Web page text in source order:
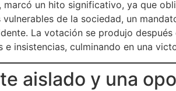
un hito significativo, ya que
de la sociedad, un
La votación se produjo
e insistencias, culminando en una
aislado y una